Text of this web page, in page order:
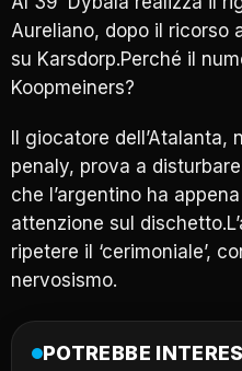
Aureliano, dopo il ricorso
su Karsdorp.Perché il
Koopmeiners?
Il giocatore dell’Atalanta,
penaly, prova a
che l’argentino ha
attenzione sul
ripetere il ‘cerimoniale’,
nervosismo.
POTREBBE